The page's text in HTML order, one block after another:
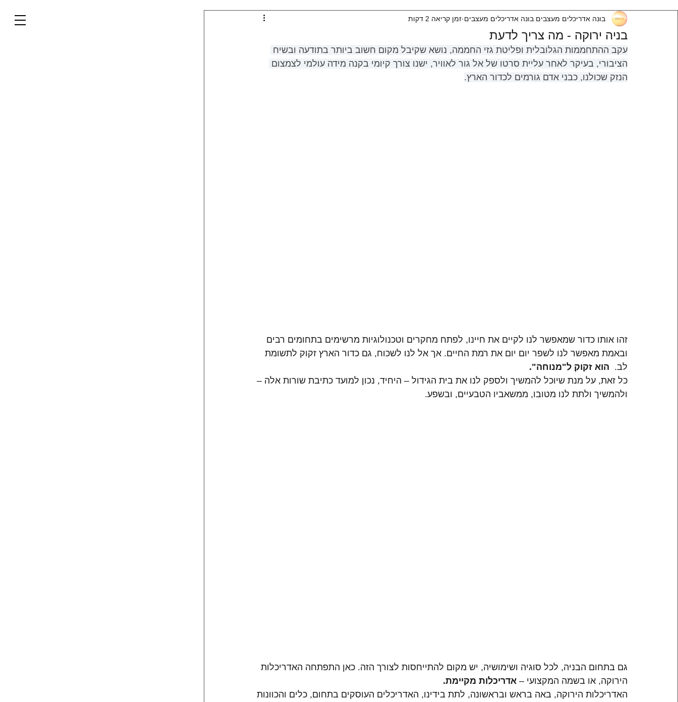
בניה ירוקה - מה צריך לדעת
בונה אדריכלים מעצבים בונה אדריכלים מעצבים זמן קריאה 2 דקות
עקב ההתחממות הגלובלית ופליטת גזי החממה, נושא שקיבל מקום חשוב ביותר בתודעה ובשיח
הציבורי, בעיקר לאחר עליית סרטו של אל גור לאוויר, ישנו צורך קיומי בקנה מידה עולמי לצמצום
הנזק שכולנו, כבני אדם גורמים לכדור הארץ.
זהו אותו כדור שמאפשר לנו לקיים את חיינו, לפתח מחקרים וטכנולוגיות מרשימים בתחומים רבים
ובאמת מאפשר לנו לשפר יום יום את רמת החיים. אך אל לנו לשכוח, גם כדור הארץ זקוק לתשומת
לב. הוא זקוק ל"מנוחה".
כל זאת, על מנת שיוכל להמשיך ולספק לנו את בית הגידול – היחיד, נכון למועד כתיבת שורות אלה –
ולהמשיך ולתת לנו מטובו, ממשאביו הטבעיים, ובשפע.
גם בתחום הבניה, לכל סוגיה ושימושיה, יש מקום להתייחסות לצורך הזה. כאן התפתחה האדריכלות
הירוקה, או בשמה המקצועי – אדריכלות מקיימת.
האדריכלות הירוקה, באה בראש ובראשונה, לתת בידינו, האדריכלים העוסקים בתחום, כלים והכוונות